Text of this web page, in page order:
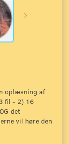
oplæsning af
fil - 2) 16
det
vil høre den